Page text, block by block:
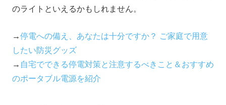
のライトといえるかもしれません。
→停電への備え、あなたは十分ですか？ ご家庭で用意
したい防災グッズ
→ 自宅でできる停電対策と注意するべきこと＆おすすめ
のポータブル電源を紹介